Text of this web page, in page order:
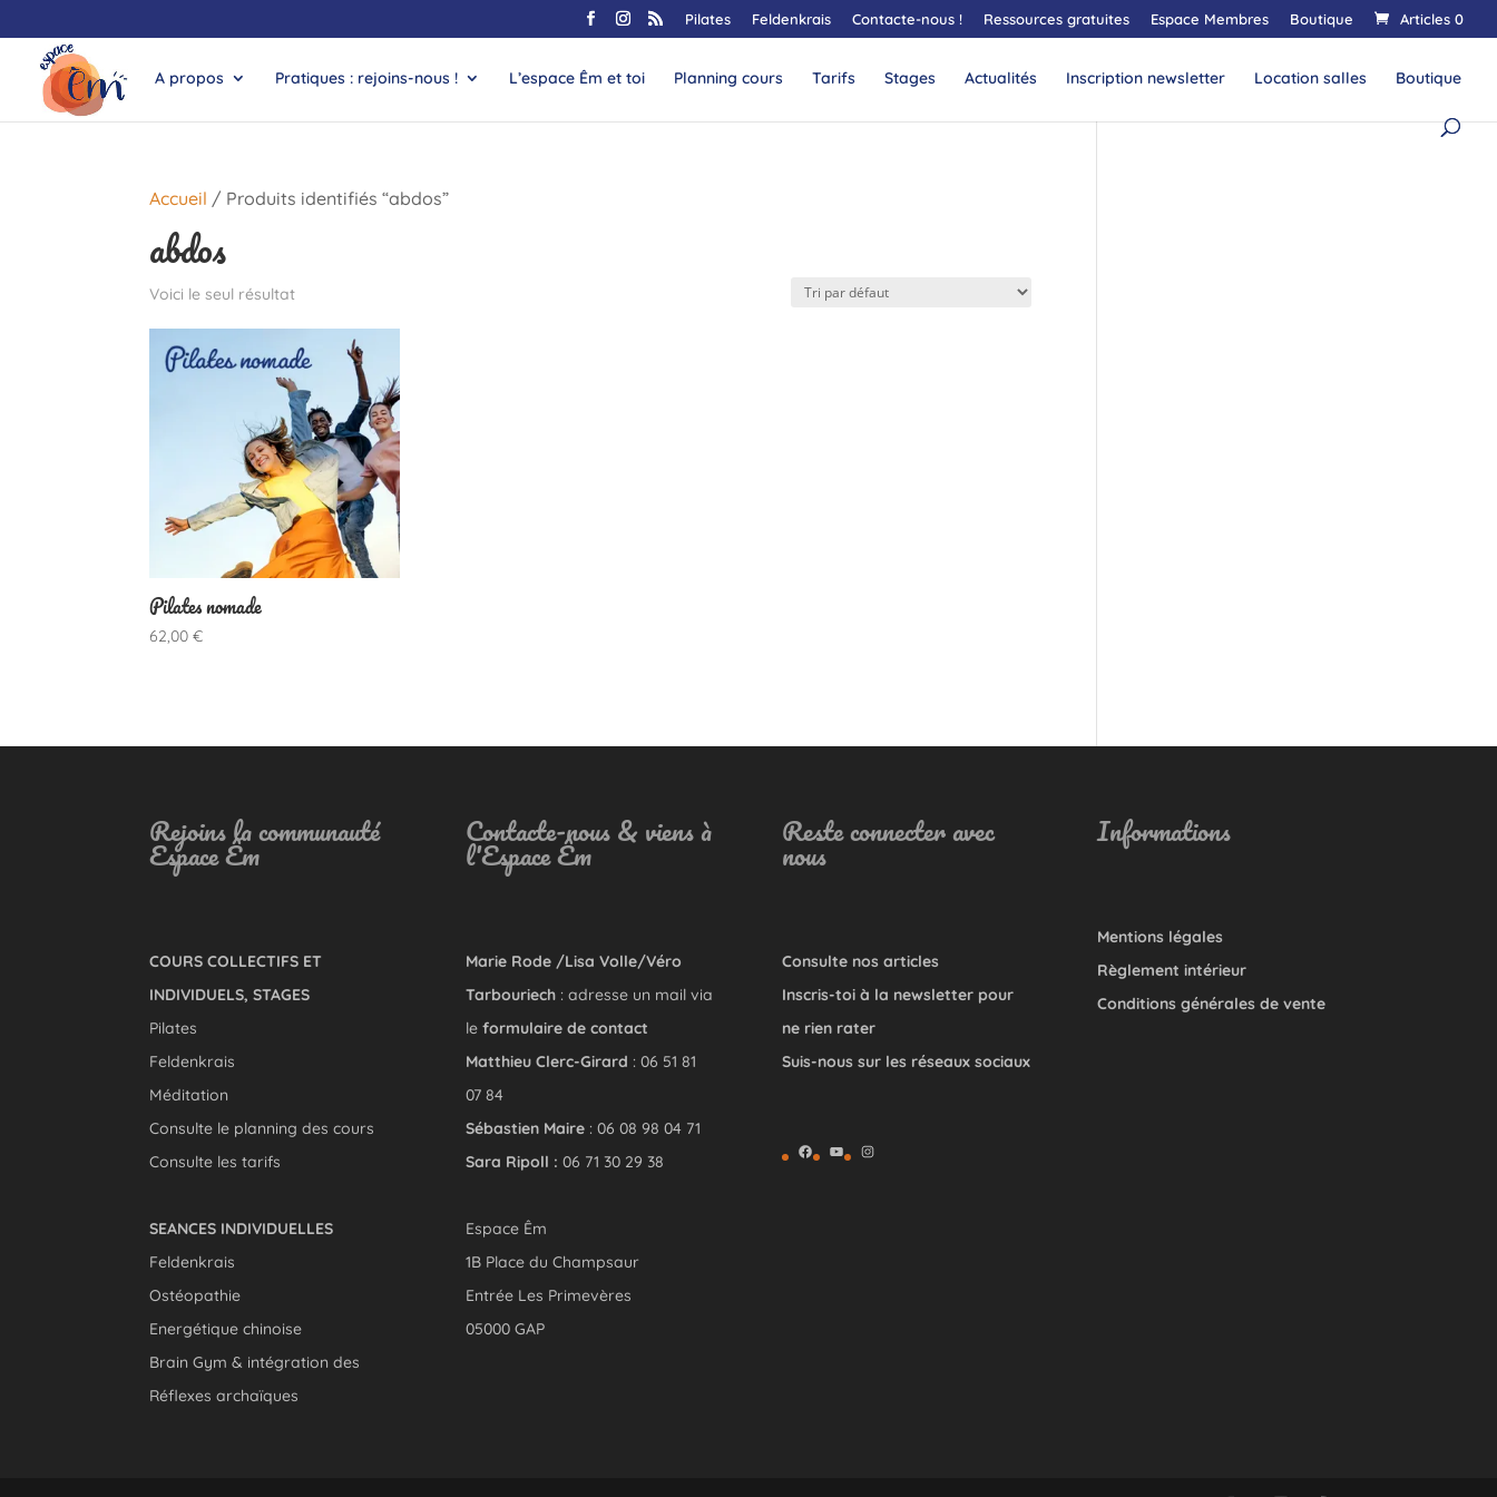
Pilates Feldenkrais Contacte-nous ! Ressources gratuites Espace Membres Boutique Articles 0
A propos Pratiques : rejoins-nous ! L’espace Êm et toi Planning cours Tarifs Stages Actualités Inscription newsletter Location salles Boutique
Accueil / Produits identifiés “abdos”
abdos
Voici le seul résultat
Pilates nomade
62,00€
Rejoins la communauté
Espace Êm
COURS COLLECTIFS ET
INDIVIDUELS, STAGES
Pilates
Feldenkrais
Méditation
Consulte le planning des cours
Consulte les tarifs
SEANCES INDIVIDUELLES
Feldenkrais
Ostéopathie
Energétique chinoise
Brain Gym & intégration des
Réflexes archaïques
Contacte-nous & viens à
l'Espace Êm
Marie Rode /Lisa Volle/Véro
Tarbouriech: adresse un mail via
le formulaire de contact
Matthieu Clerc-Girard : 06 51 81
07 84
Sébastien Maire: 06 08 98 04 71
Sara Ripoll : 06 71 30 29 38
Espace Êm
1B Place du Champsaur
Entrée Les Primevères
05000 GAP
Reste connecter avec
nous
Consulte nos articles
Inscris-toi à la newsletter pour
ne rien rater
Suis-nous sur les réseaux sociaux
Facebook
YouTubeInstagram
Informations
Mentions légales
Règlement intérieur
Conditions générales de vente